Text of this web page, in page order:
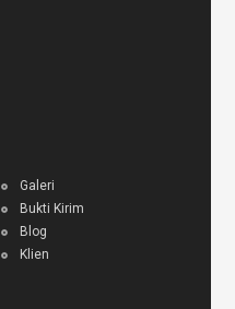
Galeri
Bukti Kirim
Blog
Klien